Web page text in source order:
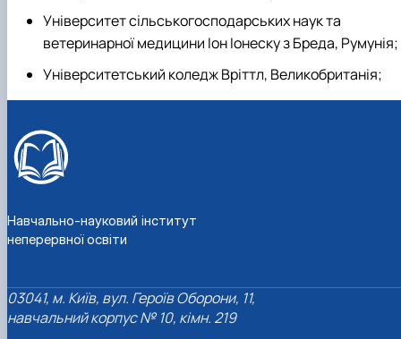
Університет сільськогосподарських наук та
ветеринарної медицини Іон Іонеску з Бреда, Румунія;
Університетський коледж Вріттл, Великобританія;
Навчально-науковий інститут
неперервної освіти
03041, м. Київ, вул. Героїв Оборони, 11,
навчальний корпус № 10, кімн. 219